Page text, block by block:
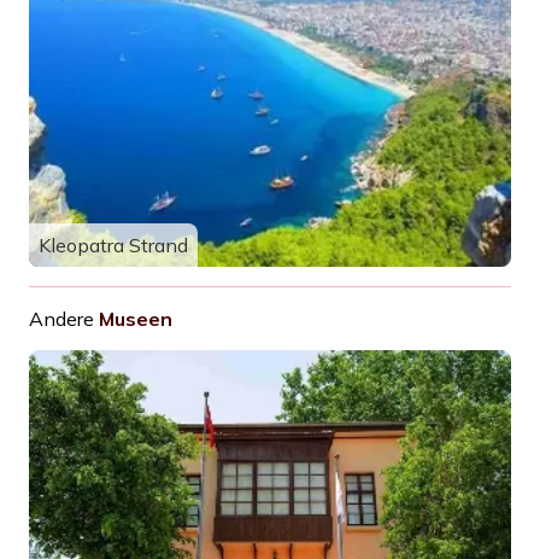
Kleopatra Strand
Andere Museen